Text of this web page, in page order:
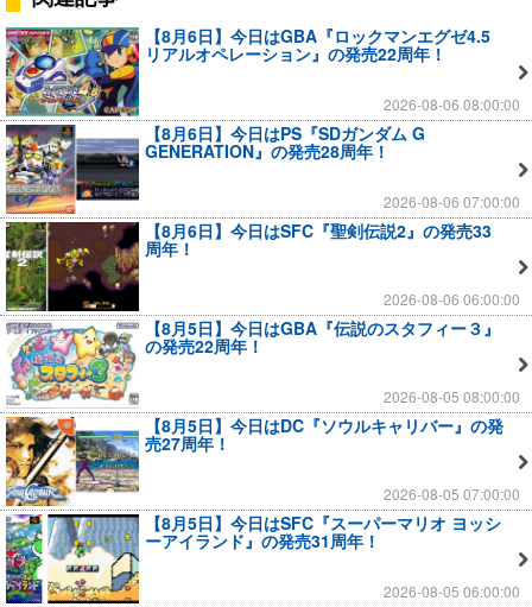
【8月6日】今日はGBA『ロックマンエグゼ4.5
リアルオペレーション』の発売22周年！
2026-08-06 08:00:00
【8月6日】今日はPS『SDガンダム G
GENERATION』の発売28周年！
2026-08-06 07:00:00
【8月6日】今日はSFC『聖剣伝説2』の発売33
周年！
2026-08-06 06:00:00
【8月5日】今日はGBA『伝説のスタフィー３』
の発売22周年！
2026-08-05 08:00:00
【8月5日】今日はDC『ソウルキャリバー』の発
売27周年！
2026-08-05 07:00:00
【8月5日】今日はSFC『スーパーマリオ ヨッシ
ーアイランド』の発売31周年！
2026-08-05 06:00:00